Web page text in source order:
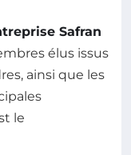
Safran
élus issus
ainsi que les
le